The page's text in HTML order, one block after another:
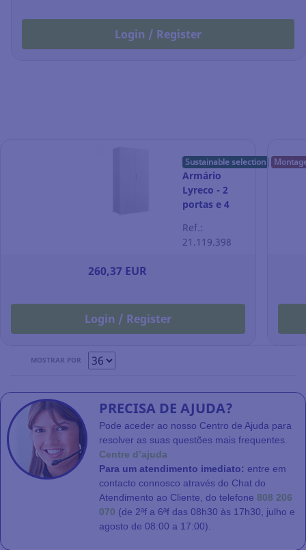
Login / Register
Sustainable selection
Armário
Lyreco - 2
portas e 4
92 x 42 x 174
cm - branco
Ref.:
21.119.398
260,37 EUR
Login / Register
MOSTRAR POR
PRECISA DE AJUDA?
Pode aceder ao nosso Centro de Ajuda para
resolver as suas questões mais frequentes.
Centre d’ajuda
Para um atendimento imediato: entre em
contacto connosco através do Chat do
Atendimento ao Cliente, do telefone 808 206
070 (de 2ªf a 6ªf das 08h30 às 17h30, julho e
agosto de 08:00 a 17:00).